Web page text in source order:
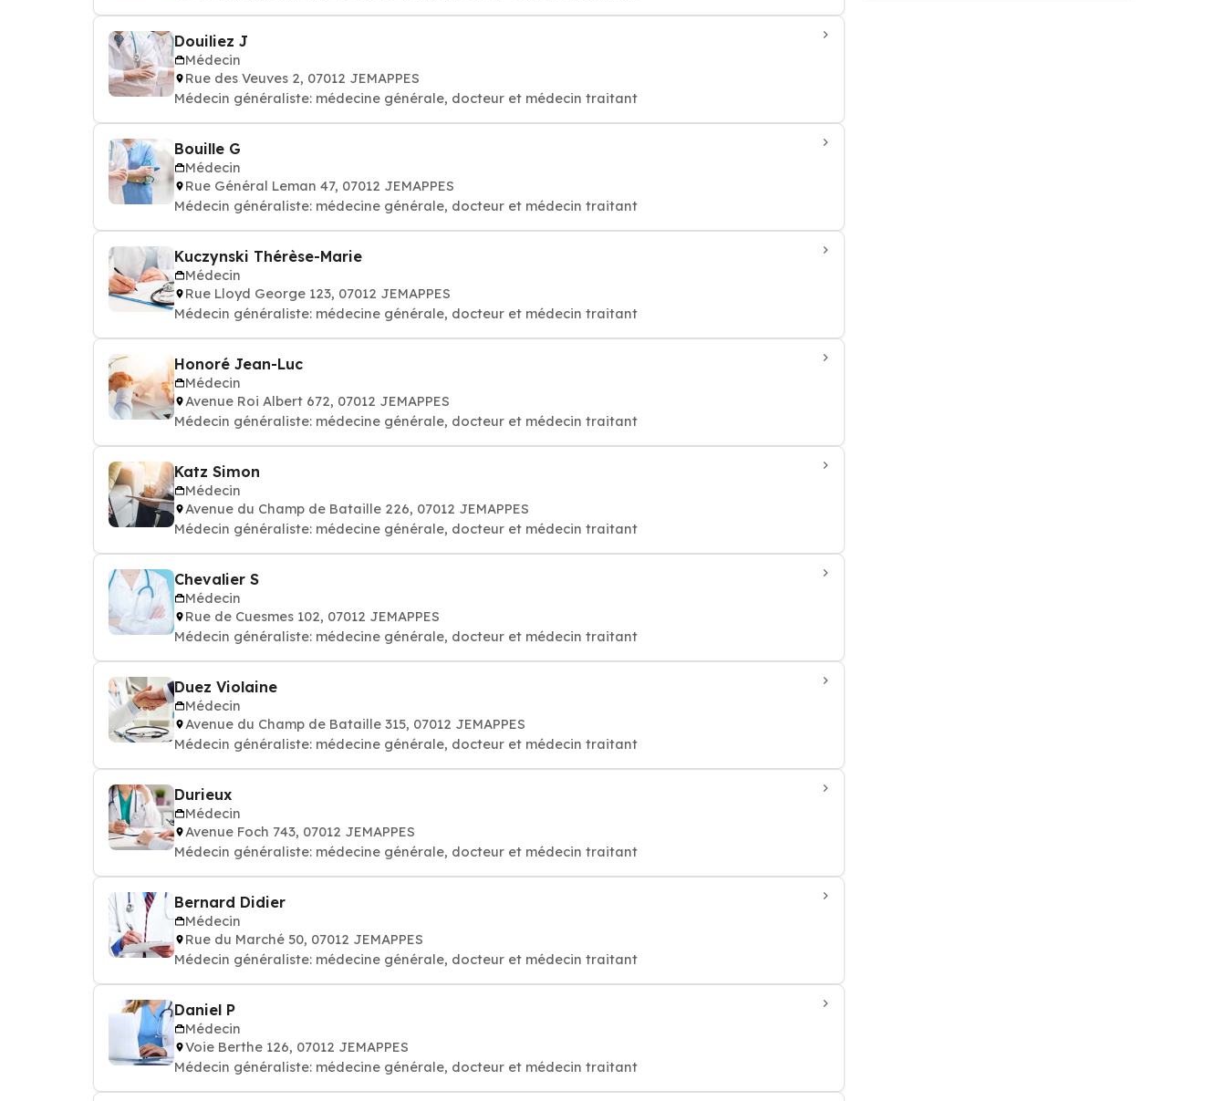
Douiliez J
Médecin
Rue des Veuves 2, 07012 JEMAPPES
Médecin généraliste: médecine générale, docteur et médecin traitant
Bouille G
Médecin
Rue Général Leman 47, 07012 JEMAPPES
Médecin généraliste: médecine générale, docteur et médecin traitant
Kuczynski Thérèse-Marie
Médecin
Rue Lloyd George 123, 07012 JEMAPPES
Médecin généraliste: médecine générale, docteur et médecin traitant
Honoré Jean-Luc
Médecin
Avenue Roi Albert 672, 07012 JEMAPPES
Médecin généraliste: médecine générale, docteur et médecin traitant
Katz Simon
Médecin
Avenue du Champ de Bataille 226, 07012 JEMAPPES
Médecin généraliste: médecine générale, docteur et médecin traitant
Chevalier S
Médecin
Rue de Cuesmes 102, 07012 JEMAPPES
Médecin généraliste: médecine générale, docteur et médecin traitant
Duez Violaine
Médecin
Avenue du Champ de Bataille 315, 07012 JEMAPPES
Médecin généraliste: médecine générale, docteur et médecin traitant
Durieux
Médecin
Avenue Foch 743, 07012 JEMAPPES
Médecin généraliste: médecine générale, docteur et médecin traitant
Bernard Didier
Médecin
Rue du Marché 50, 07012 JEMAPPES
Médecin généraliste: médecine générale, docteur et médecin traitant
Daniel P
Médecin
Voie Berthe 126, 07012 JEMAPPES
Médecin généraliste: médecine générale, docteur et médecin traitant